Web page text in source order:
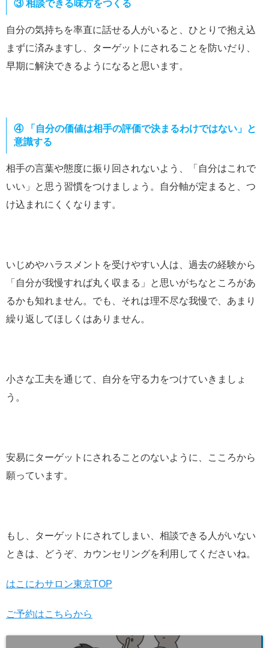
③ 相談できる味方をつくる
自分の気持ちを率直に話せる人がいると、ひとりで抱え込
まずに済みますし、ターゲットにされることを防いだり、
早期に解決できるようになると思います。
④ 「自分の価値は相手の評価で決まるわけではない」と
意識する
相手の言葉や態度に振り回されないよう、「自分はこれで
いい」と思う習慣をつけましょう。自分軸が定まると、つ
け込まれにくくなります。
いじめやハラスメントを受けやすい人は、過去の経験から
「自分が我慢すれば丸く収まる」と思いがちなところがあ
るかも知れません。でも、それは理不尽な我慢で、あまり
繰り返してほしくはありません。
小さな工夫を通じて、自分を守る力をつけていきましょ
う。
安易にターゲットにされることのないように、こころから
願っています。
もし、ターゲットにされてしまい、相談できる人がいない
ときは、どうぞ、カウンセリングを利用してくださいね。
はこにわサロン東京TOP
ご予約はこちらから